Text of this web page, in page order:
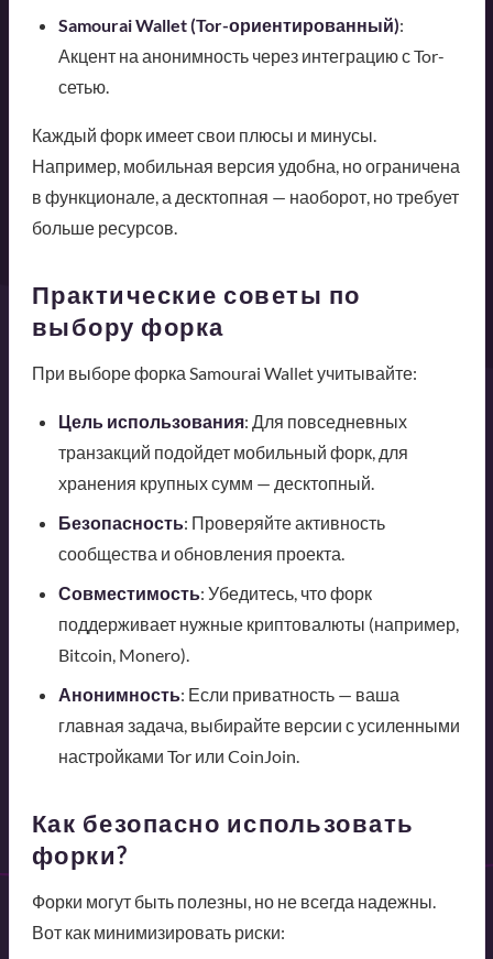
Samourai Wallet (Tor-ориентированный):
Акцент на анонимность через интеграцию с Tor-
сетью.
Каждый форк имеет свои плюсы и минусы.
Например, мобильная версия удобна, но ограничена
в функционале, а десктопная — наоборот, но требует
больше ресурсов.
Практические советы по
выбору форка
При выборе форка Samourai Wallet учитывайте:
Цель использования: Для повседневных
транзакций подойдет мобильный форк, для
хранения крупных сумм — десктопный.
Безопасность: Проверяйте активность
сообщества и обновления проекта.
Совместимость: Убедитесь, что форк
поддерживает нужные криптовалюты (например,
Bitcoin, Monero).
Анонимность: Если приватность — ваша
главная задача, выбирайте версии с усиленными
настройками Tor или CoinJoin.
Как безопасно использовать
форки?
Форки могут быть полезны, но не всегда надежны.
Вот как минимизировать риски: